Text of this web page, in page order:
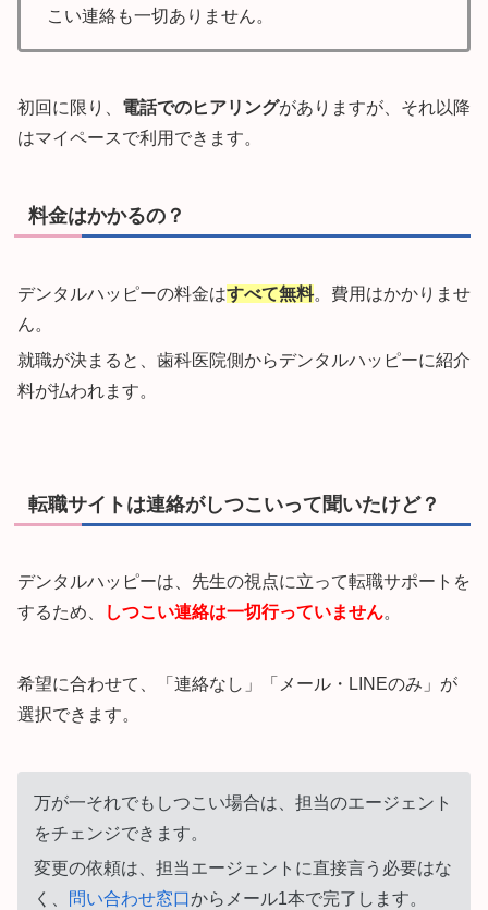
こい連絡も一切ありません。
初回に限り、 電話でのヒアリングがありますが、それ以降
はマイペースで利用できます。
料金はかかるの？
デンタルハッピーの料金はすべて無料。費用はかかりませ
ん。
就職が決まると、歯科医院側からデンタルハッピーに紹介
料が払われます。
転職サイトは連絡がしつこいって聞いたけど？
デンタルハッピーは、先生の視点に立って転職サポートを
するため、
しつこい連絡は一切行っていません。
希望に合わせて、「連絡なし」「メール・LINEのみ」が
選択できます。
万が一それでもしつこい場合は、担当のエージェント
をチェンジできます。
変更の依頼は、担当エージェントに直接言う必要はな
く、
問い合わせ窓口からメール1本で完了します。